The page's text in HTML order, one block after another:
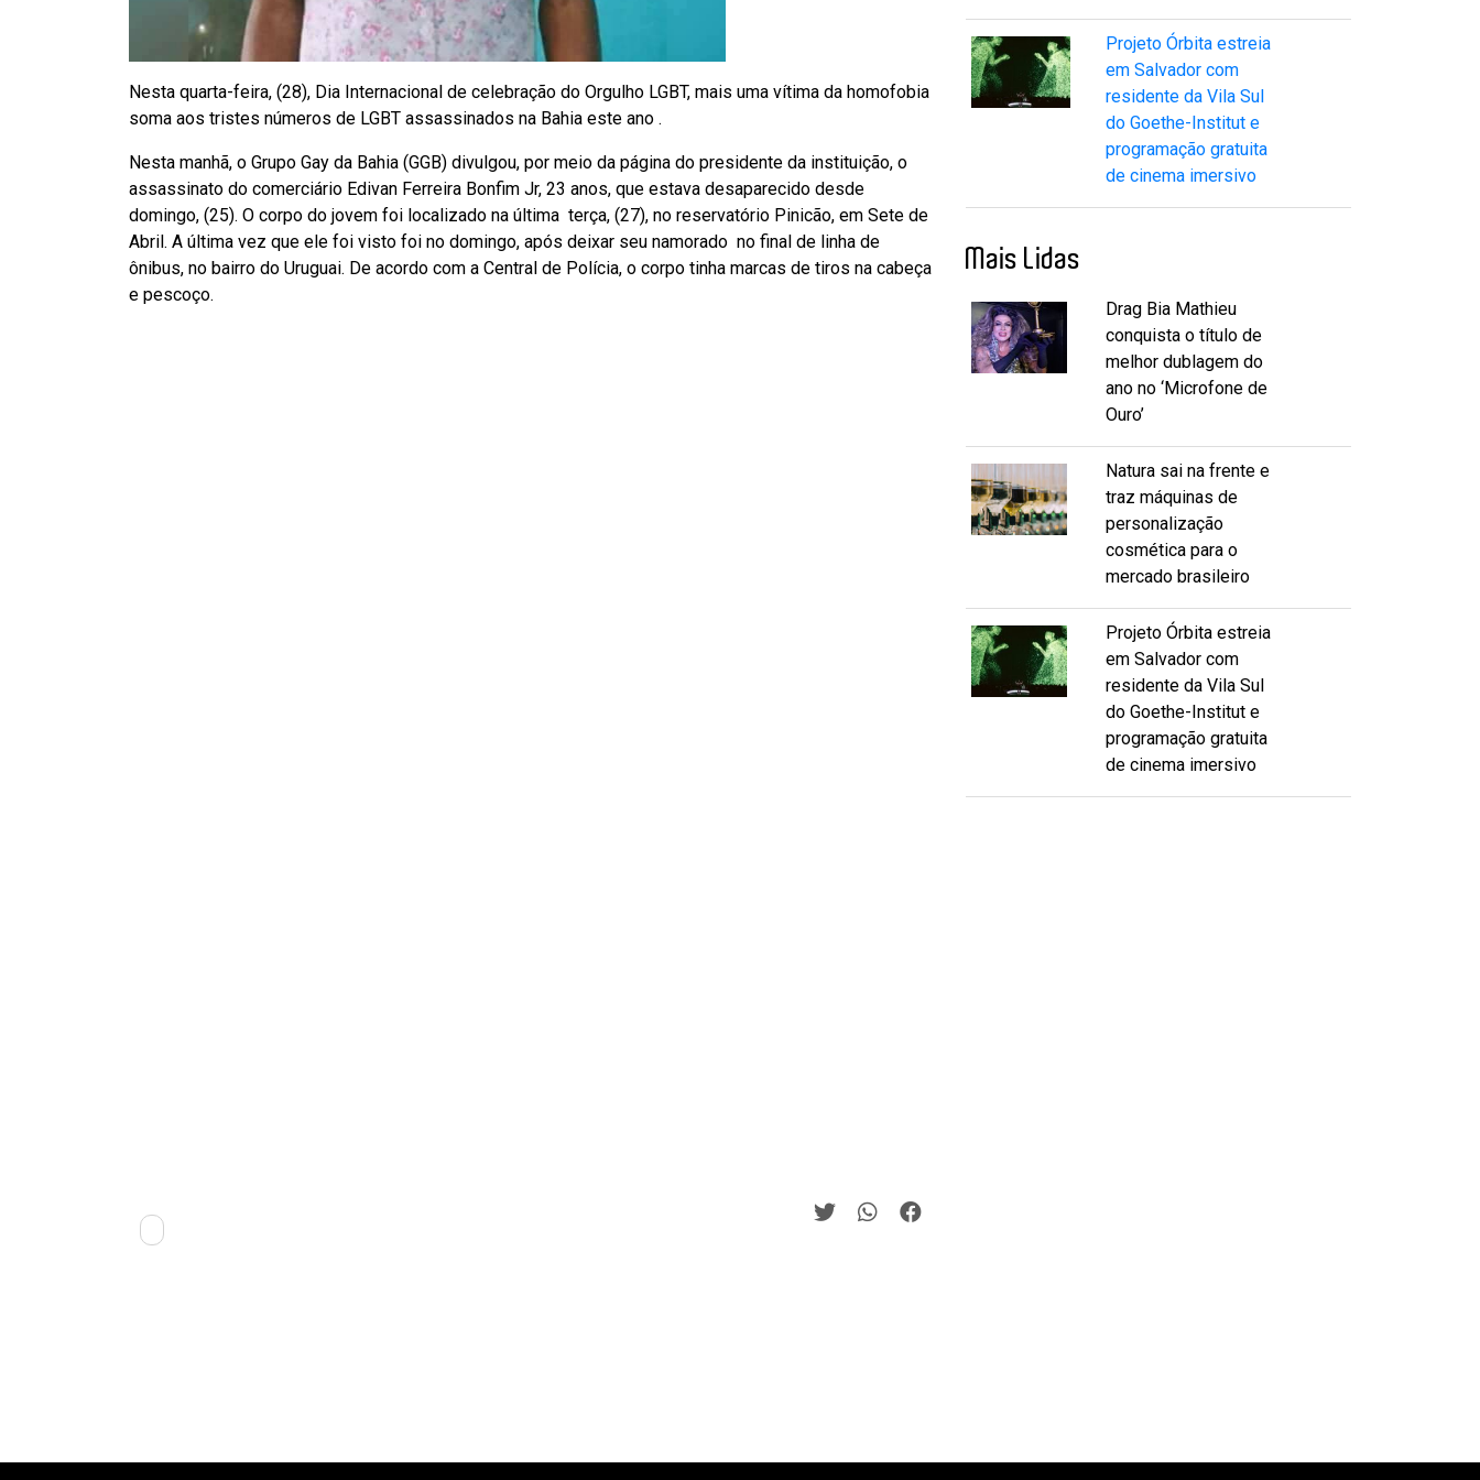
Nesta quarta-feira, (28), Dia Internacional de celebração do Orgulho LGBT, mais uma vítima da homofobia
soma aos tristes números de LGBT assassinados na Bahia este ano .
Nesta manhã, o Grupo Gay da Bahia (GGB) divulgou, por meio da página do presidente da instituição, o
assassinato do comerciário Edivan Ferreira Bonfim Jr, 23 anos, que estava desaparecido desde
domingo, (25). O corpo do jovem foi localizado na última terça, (27), no reservatório Pinicão, em Sete de
Abril. A última vez que ele foi visto foi no domingo, após deixar seu namorado no final de linha de
ônibus, no bairro do Uruguai. De acordo com a Central de Polícia, o corpo tinha marcas de tiros na cabeça
e pescoço.
Projeto Órbita estreia
em Salvador com
residente da Vila Sul
do Goethe-Institut e
programação gratuita
de cinema imersivo
Mais Lidas
Drag Bia Mathieu
conquista o título de
melhor dublagem do
ano no ‘Microfone de
Ouro’
Natura sai na frente e
traz máquinas de
personalização
cosmética para o
mercado brasileiro
Projeto Órbita estreia
em Salvador com
residente da Vila Sul
do Goethe-Institut e
programação gratuita
de cinema imersivo